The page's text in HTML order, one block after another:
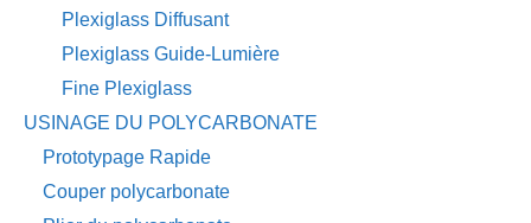
Plexiglass Diffusant
Plexiglass Guide-Lumière
Fine Plexiglass
USINAGE DU POLYCARBONATE
Prototypage Rapide
Couper polycarbonate